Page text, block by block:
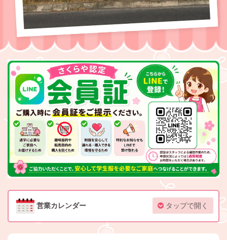
営業カレンダー タップで開く